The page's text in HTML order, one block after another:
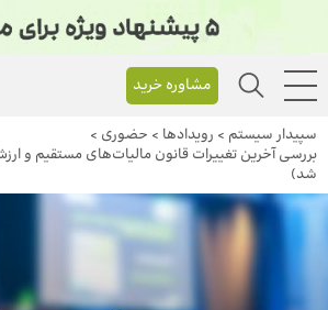
مشاوره خرید
سپیدار سیستم > رویداد‌ها > حضوری >
بررسی آخرین تغییرات قانون مالیات‌های مستقیم و
شد)